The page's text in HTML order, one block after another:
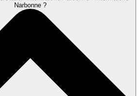
Narbonne ?